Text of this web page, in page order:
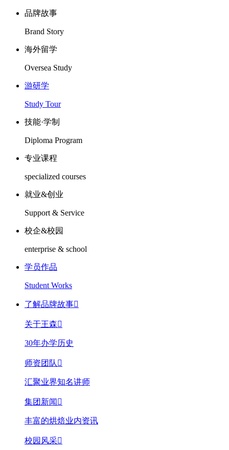
品牌故事
Brand Story
海外留学
Oversea Study
游研学
Study Tour
技能·学制
Diploma Program
专业课程
specialized courses
就业&创业
Support & Service
校企&校园
enterprise & school
学员作品
Student Works
了解品牌故事
关于王森
30年办学历史
师资团队 
汇聚业界知名讲师
集团新闻 
丰富的烘焙业内资讯
校园风采